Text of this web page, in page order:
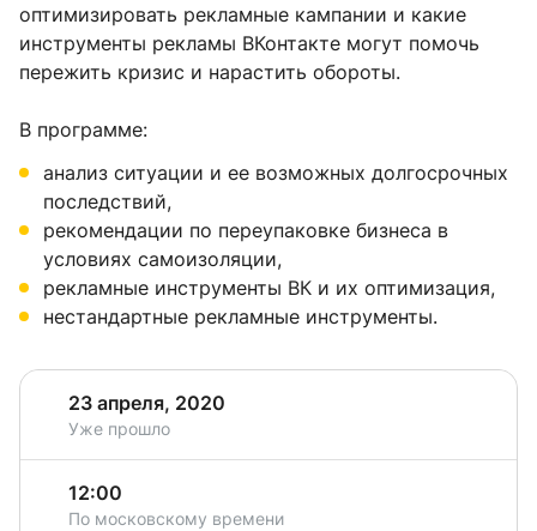
оптимизировать рекламные кампании и какие
инструменты рекламы ВКонтакте могут помочь
пережить кризис и нарастить обороты.
В программе:
анализ ситуации и ее возможных долгосрочных
последствий,
рекомендации по переупаковке бизнеса в
условиях самоизоляции,
рекламные инструменты ВК и их оптимизация,
нестандартные рекламные инструменты.
23 апреля, 2020
Уже прошло
12:00
По московскому времени